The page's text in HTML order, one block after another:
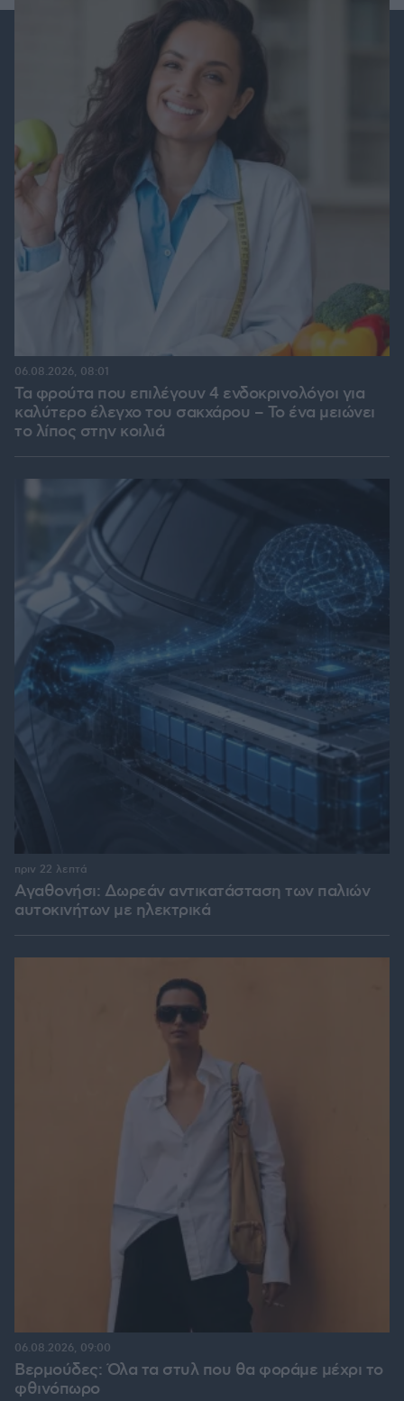
Τα φρούτα που επιλέγουν 4 ενδοκρινολόγοι για
καλύτερο έλεγχο του σακχάρου – Το ένα μειώνει
το λίπος στην κοιλιά
06.08.2026, 08:01
Αγαθονήσι: Δωρεάν αντικατάσταση των παλιών
αυτοκινήτων με ηλεκτρικά
πριν 22 λεπτά
Βερμούδες: Όλα τα στυλ που θα φοράμε μέχρι το
φθινόπωρο
06.08.2026, 09:00